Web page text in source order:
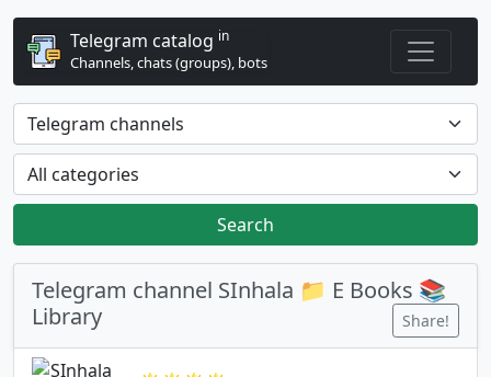
Telegram catalog in
Channels, chats (groups), bots
Search
Telegram channel SInhala 📁 E Books 📚
Library
Share!